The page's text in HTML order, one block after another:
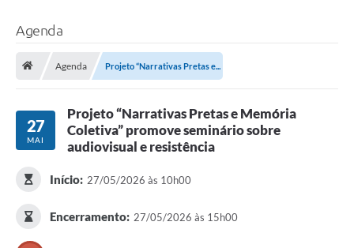
Agenda
Agenda Projeto “Narrativas Pretas e...
27
MAI
Projeto “Narrativas Pretas e Memória
Coletiva” promove seminário sobre
audiovisual e resistência
Início: 27/05/2026 às 10h00
Encerramento: 27/05/2026 às 15h00